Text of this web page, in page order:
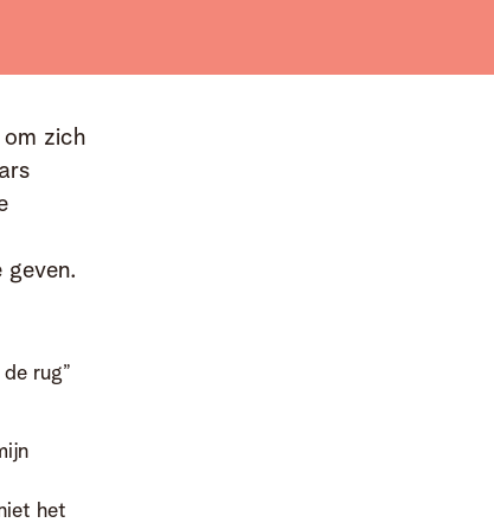
om zich
geven.
rug”
het